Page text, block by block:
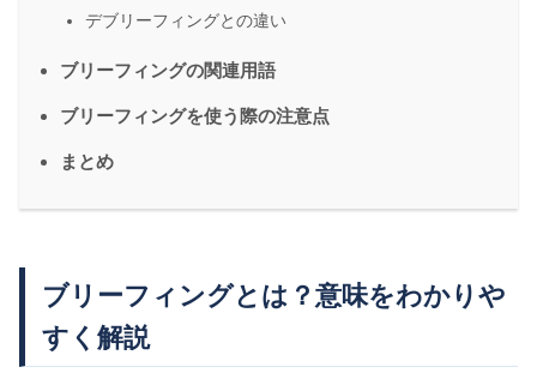
デブリーフィングとの違い
ブリーフィングの関連用語
ブリーフィングを使う際の注意点
まとめ
ブリーフィングとは？意味をわかりや
すく解説